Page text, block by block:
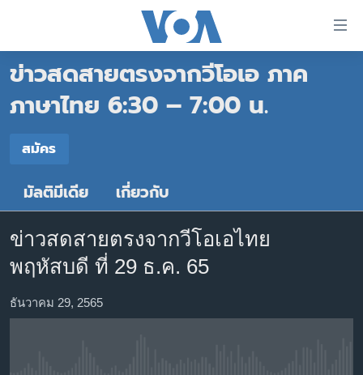
ต่อ
ไป
หลัก
หน้า
หลัก
ไป
การ
หน้าหลัก
โลก
เอเชีย
ไทย
ธุรกิจ
วิทยาศาสตร์
ไลฟ์สไตล์
ข่าวสดสายตรงจากวีโอเอ ภาค
ภาษาไทย 6:30 – 7:00 น.
สมัคร
Spotify
สมัคร
มัลติมีเดีย เกี่ยวกับ
ข่าวสดสายตรงจากวีโอเอไทย
พฤหัสบดี ที่ 29 ธ.ค. 65
ธันวาคม 29, 2565